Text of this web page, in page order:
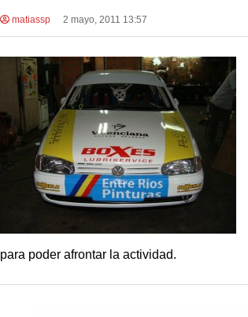
matiassp 2 mayo, 2011 13:57
para poder afrontar la actividad.